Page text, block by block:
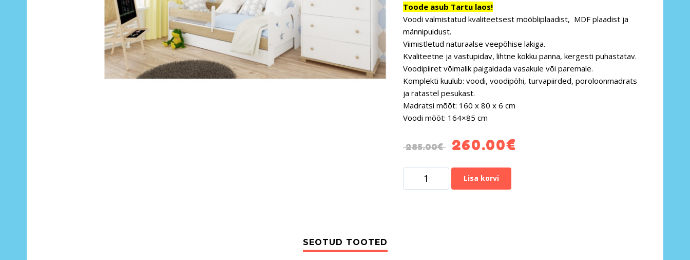
Toode asub Tartu laos!
Voodi valmistatud kvaliteetsest mööbliplaadist, MDF plaadist ja
männipuidust.
Viimistletud naturaalse veepõhise lakiga.
Kvaliteetne ja vastupidav, lihtne kokku panna, kergesti puhastatav.
Voodipiiret võimalik paigaldada vasakule või paremale.
Komplekti kuulub: voodi, voodipõhi, turvapiirded, poroloonmadrats
ja ratastel pesukast.
Madratsi mõõt: 160 x 80 x 6 cm
Voodi mõõt: 164×85 cm
285.00€ 260.00€
Lisa korvi
SEOTUD TOOTED